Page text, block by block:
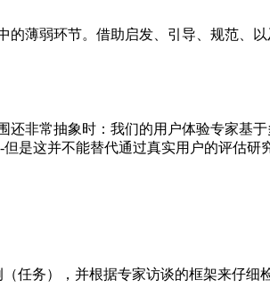
薄弱环节。借助启发、引导、规范、
非常抽象时：我们的用户体验专家基
是这并不能替代通过真实用户的评估研
任务），并根据专家访谈的框架来仔细